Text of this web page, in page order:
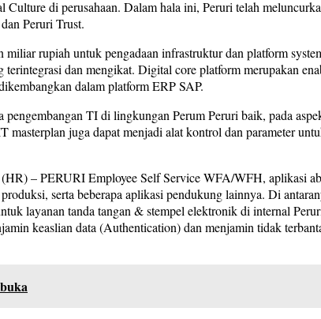
di perusahaan. Dalam hala ini, Peruri telah
Peruri Trust.
rupiah untuk pengadaan infrastruktur dan platform
dan mengikat. Digital core platform merupakan
dalam platform ERP SAP.
TI di lingkungan Perum Peruri baik, pada
juga dapat menjadi alat kontrol dan parameter
– PERURI Employee Self Service WFA/WFH, aplikasi
serta beberapa aplikasi pendukung lainnya. Di
layanan tanda tangan & stempel elektronik di internal
keaslian data (Authentication) dan menjamin tidak